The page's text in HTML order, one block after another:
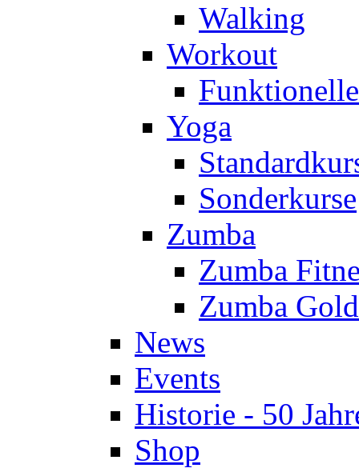
Walking
Workout
Yoga
Sonderkurse
Zumba
Zumba
Zumba Gold
News
Events
Historie - 50
Shop